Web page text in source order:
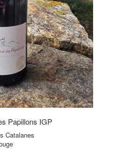
Papillons IGP
Catalanes